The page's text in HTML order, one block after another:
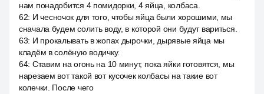
нам понадобится 4 помидорки, 4 яйца, колбаса.
62: И чесночок для того, чтобы яйца были хорошими, мы
сначала будем солить воду, в которой они будут вариться.
63: И прокалывать в жопах дырочки, дырявые яйца мы
кладём в солёную водичку.
64: Ставим на огонь на 10 минут, пока яйки готовятся, мы
нарезаем вот такой вот кусочек колбасы на такие вот
колечки. После чего